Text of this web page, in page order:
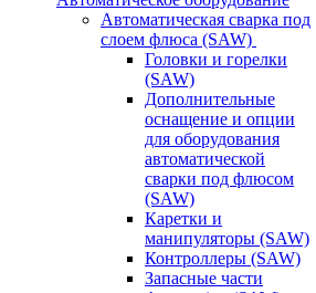
Автоматическая сварка под
слоем флюса (SAW)
Головки и горелки
(SAW)
Дополнительные
оснащение и опции
для оборудования
автоматической
сварки под флюсом
(SAW)
Каретки и
манипуляторы (SAW)
Контроллеры (SAW)
Запасные части